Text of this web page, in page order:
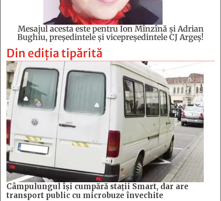
Mesajul acesta este pentru Ion Mînzînă şi Adrian
Bughiu, preşedintele şi vicepreşedintele CJ Argeş!
Din ediția tipărită
Câmpulungul îşi cumpără staţii Smart, dar are
transport public cu microbuze învechite